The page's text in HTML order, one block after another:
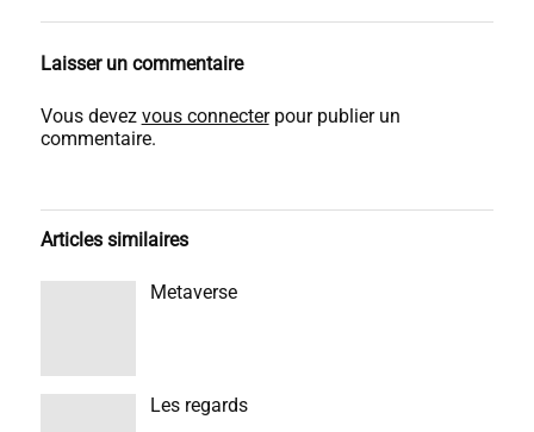
Laisser un commentaire
Vous devez vous connecterpour publier un
commentaire.
Articles similaires
Metaverse
Les regards